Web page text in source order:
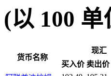
(以 100
货币名称
现汇
买入价 卖出价